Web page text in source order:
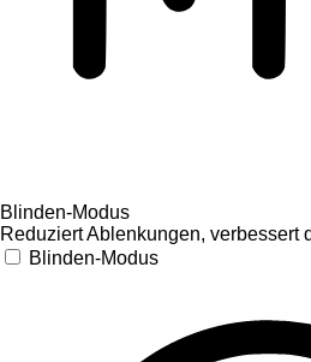
Blinden-Modus
Reduziert Ablenkungen, verbessert
Blinden-Modus